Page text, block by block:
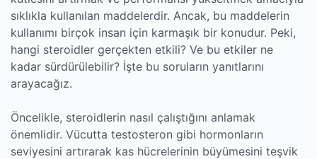
sıklıkla kullanılan maddelerdir. Ancak, bu maddelerin
kullanımı birçok insan için karmaşık bir konudur. Peki,
hangi steroidler gerçekten etkili? Ve bu etkiler ne
kadar sürdürülebilir? İşte bu soruların yanıtlarını
arayacağız.
Öncelikle, steroidlerin nasıl çalıştığını anlamak
önemlidir. Vücutta testosteron gibi hormonların
seviyesini artırarak kas hücrelerinin büyümesini teşvik